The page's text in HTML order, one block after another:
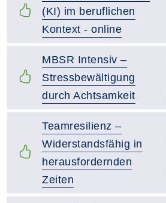
(KI) im beruflichen
Kontext - online
MBSR Intensiv –
Stressbewältigung
durch Achtsamkeit
Teamresilienz –
Widerstandsfähig in
herausfordernden
Zeiten